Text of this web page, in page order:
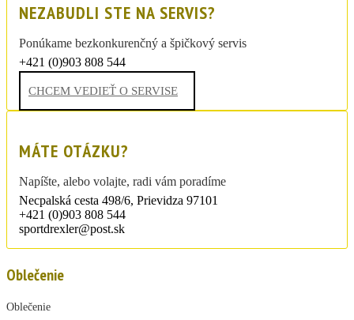
NEZABUDLI STE NA SERVIS?
Ponúkame bezkonkurenčný a špičkový servis
+421 (0)903 808 544
sportdrexler@post.sk
CHCEM VEDIEŤ O SERVISE
MÁTE OTÁZKU?
Napíšte, alebo volajte, radi vám poradíme
Necpalská cesta 498/6, Prievidza 97101
+421 (0)903 808 544
sportdrexler@post.sk
Oblečenie
Oblečenie